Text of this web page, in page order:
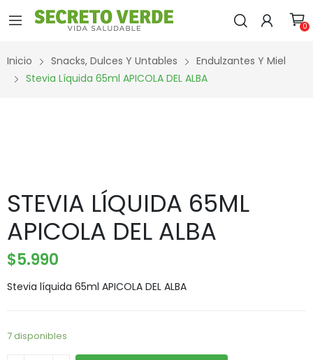
0
Inicio Snacks, Dulces Y Untables
Endulzantes Y Miel
Stevia Líquida 65ml APICOLA DEL ALBA
STEVIA LÍQUIDA 65ML
APICOLA DEL ALBA
$5.990
Stevia líquida 65ml APICOLA DEL ALBA
7 disponibles